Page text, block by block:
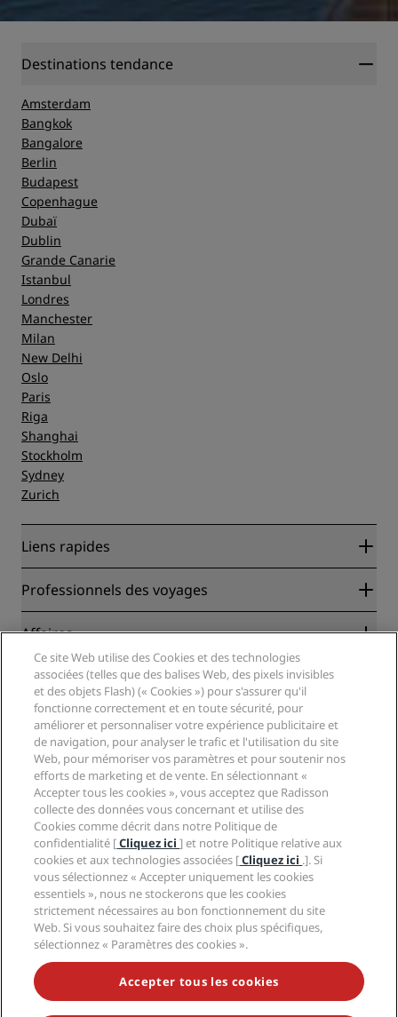
Destinations tendance
Amsterdam
Bangkok
Bangalore
Berlin
Budapest
Copenhague
Dubaï
Dublin
Grande Canarie
Istanbul
Londres
Manchester
Milan
New Delhi
Oslo
Paris
Riga
Shanghai
Stockholm
Sydney
Zurich
Liens rapides
Radisson Rewards
Blog
Nouveaux et futurs hôtels
Application Radisson Hotels
Hôtels adaptés aux sportifs
Hôtels adaptés aux Familles
Santé et sécurité
Professionnels des voyages
Partenaires
Agents de voyages
Affaires
Radisson Hotel Group
Médias
Carrières RHG
Carrières PPHE
Carrières EHL
The Club by RHG
Opportunités de développement
Entreprise responsable
Approvisionnement
Légal
Centre de confidentialité
Mentions légales
Conditions générales Radisson Rewards
Contrat d’utilisation du site
Accessibilité numérique
Déclaration sur l’esclavage moderne
Aide
Avis aux consommateurs
Contact
FAQ
Plan du site
Médias sociaux
Marques Radisson Hotels
NE MANQUEZ AUCUNE DE NOS OFFRES LES PLUS
POPULAIRES
Ce site Web utilise des Cookies et des technologies
associées (telles que des balises Web, des pixels invisibles
et des objets Flash) (« Cookies ») pour s'assurer qu'il
fonctionne correctement et en toute sécurité, pour
améliorer et personnaliser votre expérience publicitaire et
de navigation, pour analyser le trafic et l'utilisation du site
Web, pour mémoriser vos paramètres et pour soutenir nos
efforts de marketing et de vente. En sélectionnant «
Accepter tous les cookies », vous acceptez que Radisson
collecte des données vous concernant et utilise des
Cookies comme décrit dans notre Politique de
confidentialité [Cliquez ici] et notre Politique relative aux
cookies et aux technologies associées [Cliquez ici .]. Si
vous sélectionnez « Accepter uniquement les cookies
essentiels », nous ne stockerons que les cookies
strictement nécessaires au bon fonctionnement du site
Web. Si vous souhaitez faire des choix plus spécifiques,
sélectionnez « Paramètres des cookies ».
Accepter tous les cookies